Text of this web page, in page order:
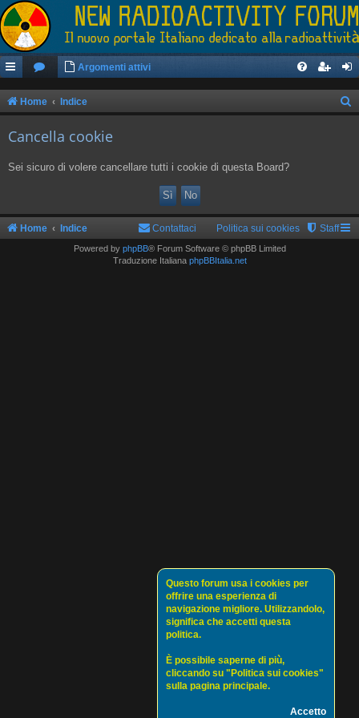
Argomenti attivi
Home Indice
Cancella cookie
Sei sicuro di volere cancellare tutti i cookie di questa Board?
Questo forum usa i cookies per
offrire una esperienza di
navigazione migliore. Utilizzandolo,
significa che accetti questa
politica.
È possibile saperne di più,
cliccando su "Politica sui cookies"
sulla pagina principale.
Accetto
Home Indice Staff
Politica sui cookies
Contattaci
Powered by phpBB® Forum Software © phpBB Limited
Traduzione Italiana phpBBItalia.net